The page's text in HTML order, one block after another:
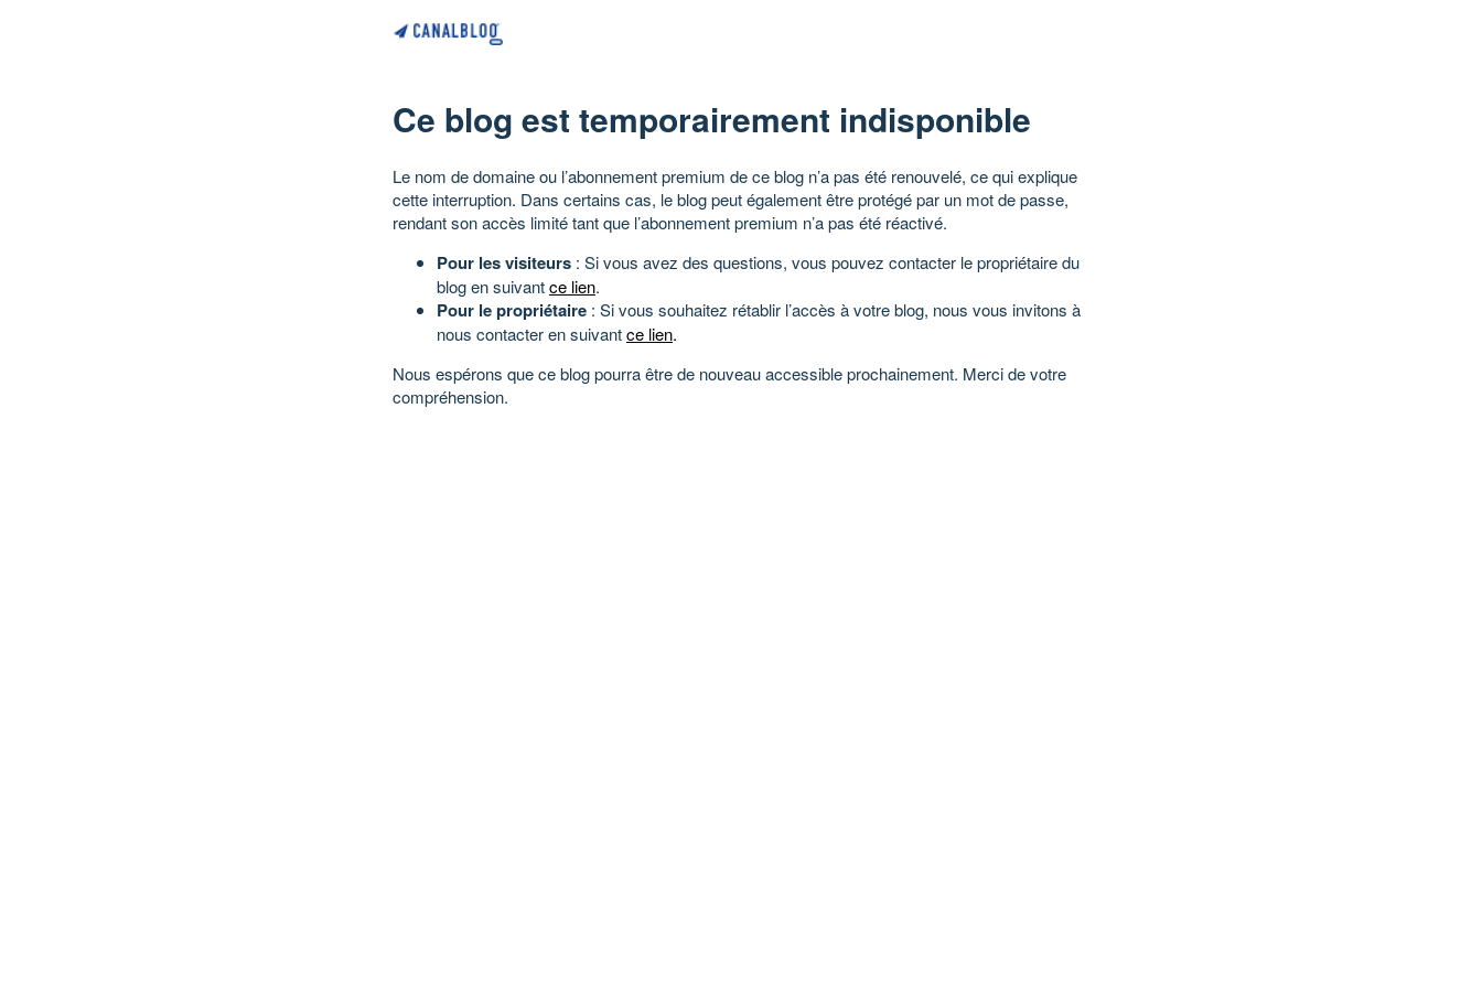
Ce blog est temporairement indisponible
Le nom de domaine ou l’abonnement premium de ce blog n’a pas été renouvelé, ce qui explique
cette interruption. Dans certains cas, le blog peut également être protégé par un mot de passe,
rendant son accès limité tant que l’abonnement premium n’a pas été réactivé.
Pour les visiteurs : Si vous avez des questions, vous pouvez contacter le propriétaire du
blog en suivantce lien.
Pour le propriétaire : Si vous souhaitez rétablir l’accès à votre blog, nous vous invitons à
nous contacter en suivantce lien.
Nous espérons que ce blog pourra être de nouveau accessible prochainement. Merci de votre
compréhension.